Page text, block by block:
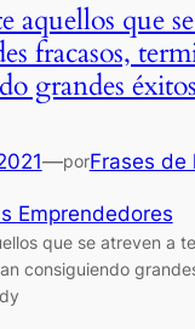
aquellos que
fracasos,
grandes éxitos
—porFrases de
Emprendedores
que se atreven a
consiguiendo